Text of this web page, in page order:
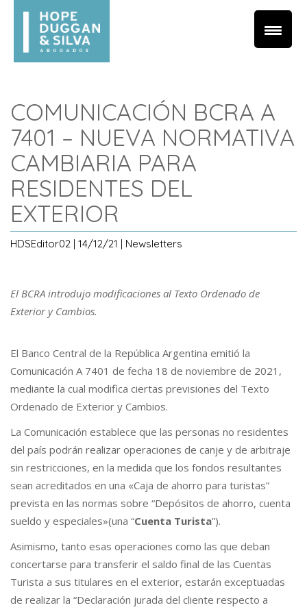
COMUNICACIÓN BCRA A
7401 – NUEVA NORMATIVA
CAMBIARIA PARA
RESIDENTES DEL
EXTERIOR
HDSEditor02 | 14/12/21 | Newsletters
El BCRA introdujo modificaciones al Texto Ordenado de
Exterior y Cambios.
El Banco Central de la República Argentina emitió la
Comunicación A 7401 de fecha 18 de noviembre de 2021,
mediante la cual modifica ciertas previsiones del Texto
Ordenado de Exterior y Cambios.
La Comunicación establece que las personas no residentes
del país podrán realizar operaciones de canje y de arbitraje
sin restricciones, en la medida que los fondos resultantes
sean acreditados en una «Caja de ahorro para turistas”
prevista en las normas sobre “Depósitos de ahorro, cuenta
sueldo y especiales»(una “Cuenta Turista”).
Asimismo, tanto esas operaciones como las que deban
concertarse para transferir el saldo final de las Cuentas
Turista a sus titulares en el exterior, estarán exceptuadas
de realizar la “Declaración jurada del cliente respecto a